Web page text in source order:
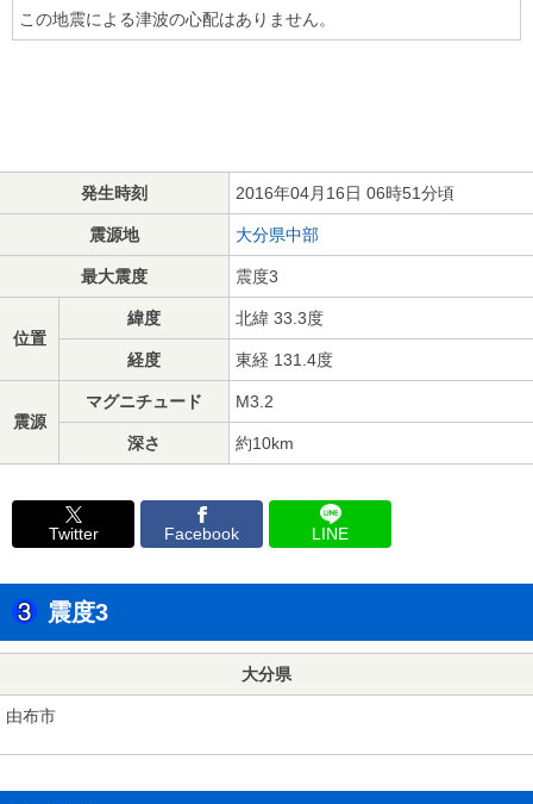
この地震による津波の心配はありません。
発生時刻 2016年04月16日 06時51分頃
震源地 大分県中部
最大震度 震度3
位置
緯度 北緯 33.3度
経度 東経 131.4度
震源
マグニチュード M3.2
深さ 約10km
Twitter Facebook LINE
震度3
大分県
由布市